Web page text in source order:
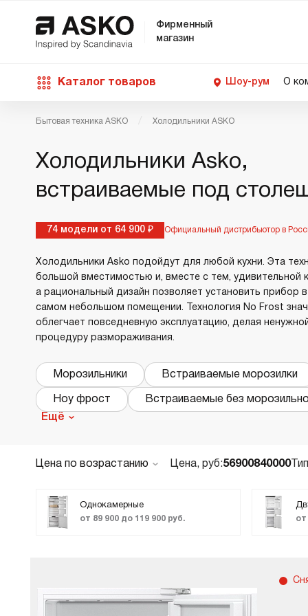
Фирменный
магазин
Каталог товаров Шоу-рум О
Техника для кухни
Уход за бельем
Аксессуары
Бытовая техника ASKO Холодильники ASKO
Холодильники Asko,
встраиваемые под
74 модели от 64 900 ₽ Официальный дистрибьютор в
Холодильники Asko подойдут для любой кухни. Эта
большой вместимостью и, вместе с тем, удивительной
а рациональный дизайн позволяет установить прибор
самом небольшом помещении. Технология No Frost
облегчает повседневную эксплуатацию, делая
процедуру размораживания.
Морозильники Встраиваемые морозилки
Ноу фрост
Встраиваемые без
Ещё
Цена по возрастанию
Новинки
Цена, руб:56900840000
Однокамерные
от 89 900 до 119 900 руб. от
Встраиваемый холодильник Asko R2282I